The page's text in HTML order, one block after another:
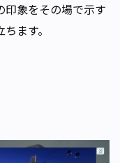
印象をその場で示す
ます。